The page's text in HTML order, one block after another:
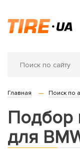
Главная Поиск по
Подбор
для